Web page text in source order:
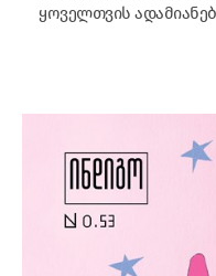
ყოველთვის